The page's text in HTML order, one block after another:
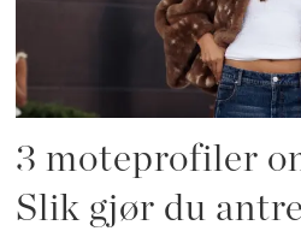
3 moteprofiler
Slik gjør du